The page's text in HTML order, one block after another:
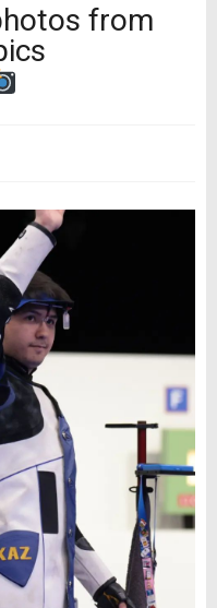
from